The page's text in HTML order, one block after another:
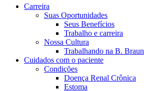
Carreira
Suas Oportunidades
Seus Benefícios
Trabalho e carreira
Nossa Cultura
Trabalhando na B. Braun
Cuidados com o paciente
Condições
Doença Renal Crônica
Estoma